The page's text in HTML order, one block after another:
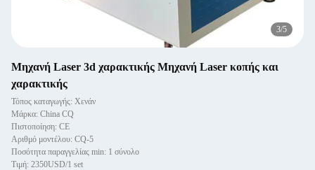
3/5
Μηχανή Laser 3d χαρακτικής Μηχανή Laser κοπής και
χαρακτικής
Τόπος καταγωγής: Χενάν
Μάρκα: China CQ
Πιστοποίηση: CE
Αριθμό μοντέλου: CQ-5
Ποσότητα παραγγελίας min: 1 σύνολο
Τιμή: 2350USD/1 set